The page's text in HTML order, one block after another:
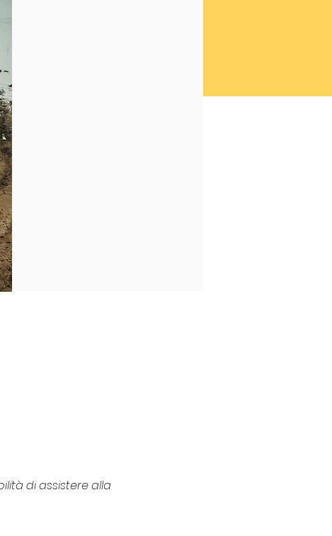
di assistere alla